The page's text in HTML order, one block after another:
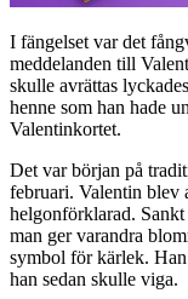
I fängelset var det
meddelanden till
skulle avrättas
henne som han hade
Valentinkortet.
Det var början på
februari. Valentin blev
helgonförklarad. Sankt
man ger varandra
symbol för kärlek.
han sedan skulle viga.